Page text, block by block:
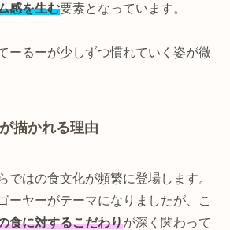
感を生む要素となっています。
ーるーが少しずつ慣れていく姿が微
描かれる理由
ではの食文化が頻繁に登場します。
ーヤーがテーマになりましたが、こ
食に対するこだわりが深く関わって